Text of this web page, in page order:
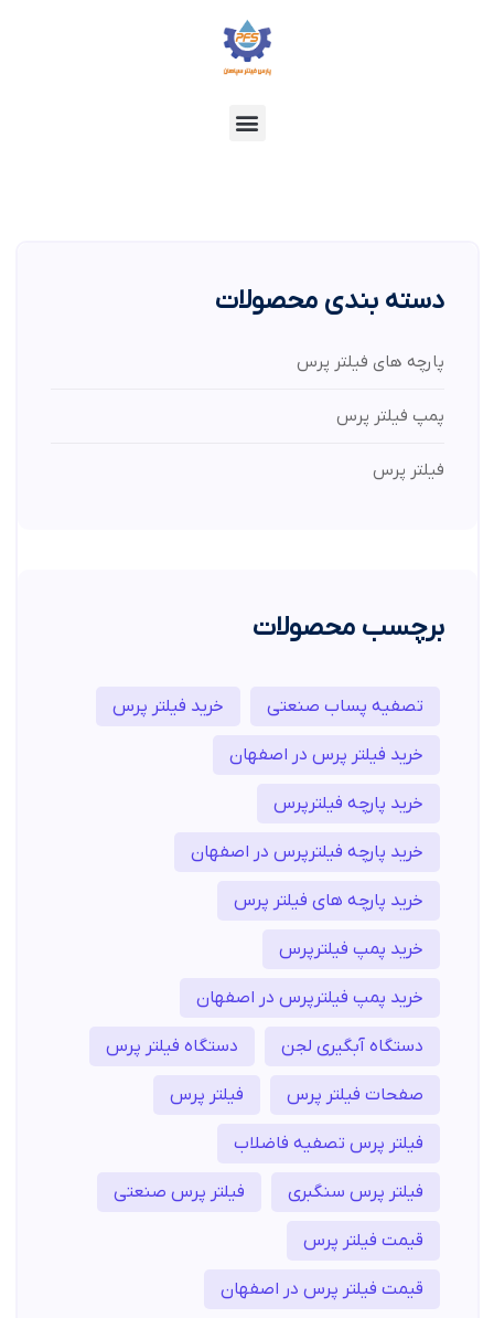
دسته بندی محصولات
پارچه های فیلتر پرس
پمپ فیلتر پرس
فیلتر پرس
برچسب محصولات
تصفیه پساب صنعتی خرید فیلتر پرس
خرید فیلتر پرس در اصفهان
خرید پارچه فیلترپرس
خرید پارچه فیلترپرس در اصفهان
خرید پارچه های فیلتر پرس
خرید پمپ فیلترپرس
خرید پمپ فیلترپرس در اصفهان
دستگاه آبگیری لجن دستگاه فیلتر پرس
صفحات فیلتر پرس فیلتر پرس
فیلتر پرس تصفیه فاضلاب
فیلتر پرس سنگبری فیلتر پرس صنعتی
قیمت فیلتر پرس
قیمت فیلتر پرس در اصفهان